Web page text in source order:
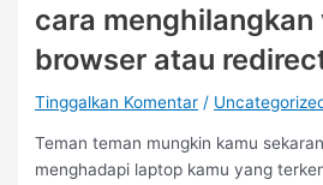
cara menghilangkan
browser atau
Tinggalkan Komentar /
Teman teman mungkin kamu
menghadapi laptop kamu yang